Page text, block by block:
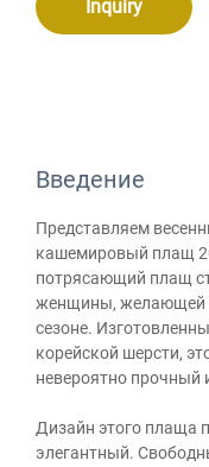
Inquiry
Введение
Представляем
кашемировый плащ
потрясающий плащ
женщины, желающей
сезоне.
корейской шерсти,
невероятно прочный
Дизайн этого плаща
элегантный.